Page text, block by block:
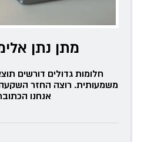
מתן נתן
חלומות גדולים דורשים
משמעותית. רוצה החזר השקעה
אנחנו